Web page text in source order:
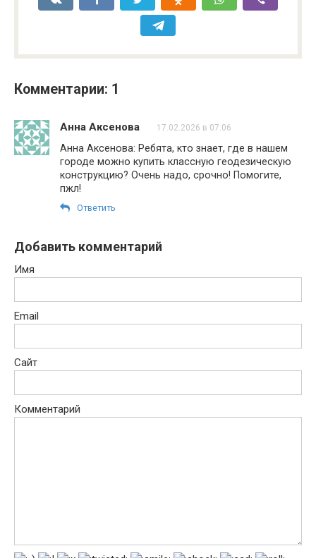
Комментарии: 1
Анна Аксенова 17.02.2026 в 07:06
Анна Аксенова: Ребята, кто знает, где в нашем
городе можно купить классную геодезическую
конструкцию? Очень надо, срочно! Помогите,
пжл!
Ответить
Добавить комментарий
Имя
Email
Сайт
Комментарий